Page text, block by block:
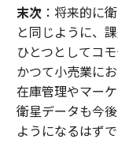
末次：将来的に
と同じように、
ひとつとしてコ
かつて小売業に
在庫管理やマー
衛星データも今
ようになるはずで